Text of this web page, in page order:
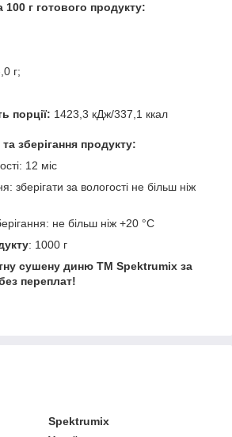
100 г готового продукту:
г;
порції: 1423,3 кДж/337,1 ккал
зберігання продукту:
12 міс
зберігати за вологості не більш ніж
не більш ніж +20 °C
: 1000 г
сушену диню ТМ Spektrumix за
переплат!
Spektrumix